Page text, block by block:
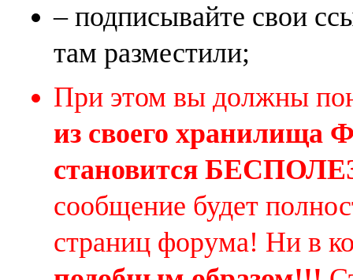
– подписывайте свои
там разместили;
При этом вы должны
из своего
становится
сообщение будет
страниц форума! Ни в